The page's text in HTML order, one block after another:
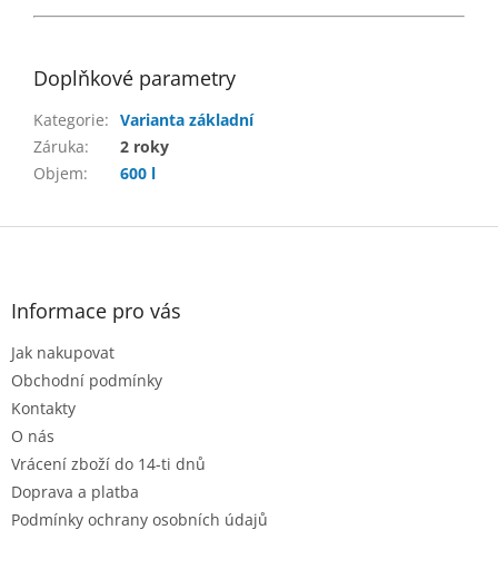
Doplňkové parametry
Kategorie: Varianta základní
Záruka:
2 roky
Objem: 600 l
Z
Informace pro vás
Jak nakupovat
Obchodní podmínky
Kontakty
O nás
Vrácení zboží do 14-ti dnů
Doprava a platba
Podmínky ochrany osobních údajů